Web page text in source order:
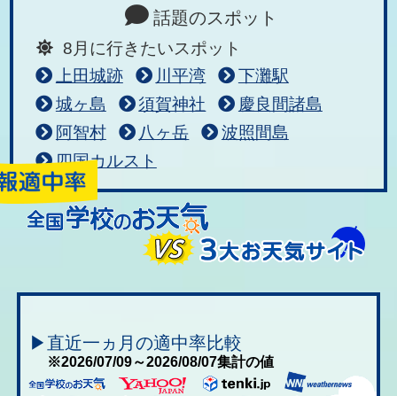
話題のスポット
8月に行きたいスポット
上田城跡
川平湾
下灘駅
城ヶ島
須賀神社
慶良間諸島
阿智村
八ヶ岳
波照間島
四国カルスト
▶直近一ヵ月の適中率比較
※2026/07/09～2026/08/07集計の値